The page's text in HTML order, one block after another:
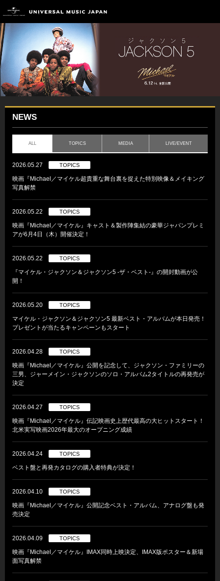
NEWS
ALL TOPICS MEDIA LIVE/EVENT
2026.05.27 TOPICS
映画『Michael／マイケル超貴重な舞台裏を捉えた特別映像＆メイキング
写真解禁
2026.05.22 TOPICS
映画『Michael／マイケル』キャスト＆製作陣集結の豪華ジャパンプレミ
アが6月4日（木）開催決定！
2026.05.22 TOPICS
『マイケル・ジャクソン＆ジャクソン5 -ザ・ベスト-』の開封動画が公
開！
2026.05.20 TOPICS
マイケル・ジャクソン＆ジャクソン5 最新ベスト・アルバムが本日発売！
プレゼントが当たるキャンペーンもスタート
2026.04.28 TOPICS
映画『Michael／マイケル』公開を記念して、ジャクソン・ファミリーの
三男、ジャーメイン・ジャクソンのソロ・アルバム2タイトルの再発売が
決定
2026.04.27 TOPICS
映画『Michael／マイケル』伝記映画史上歴代最高の大ヒットスタート！
北米実写映画2026年最大のオープニング成績
2026.04.24 TOPICS
ベスト盤と再発カタログの購入者特典が決定！
2026.04.10 TOPICS
映画『Michael／マイケル』公開記念ベスト・アルバム、アナログ盤も発
売決定
2026.04.09 TOPICS
映画『Michael／マイケル』IMAX同時上映決定、IMAX版ポスター＆新場
面写真解禁